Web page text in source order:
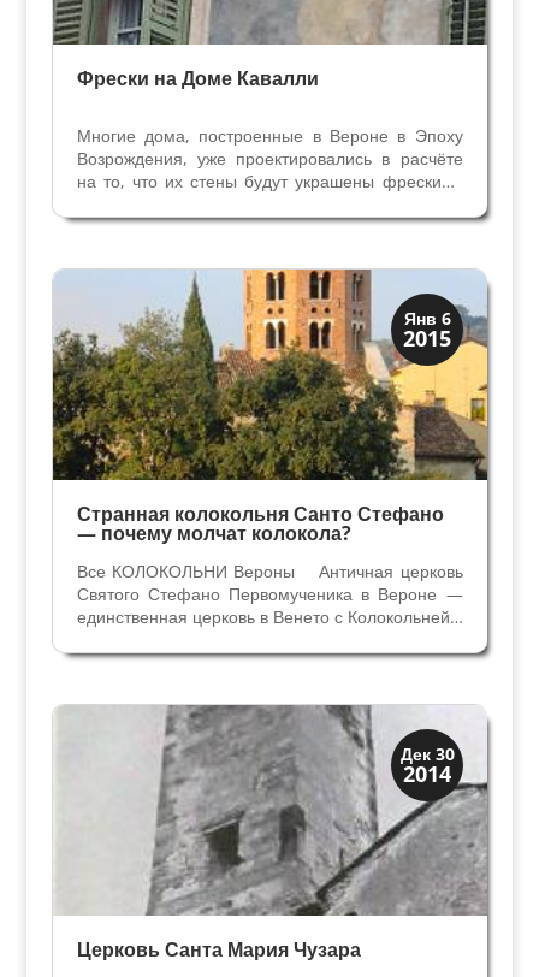
Фрески на Доме Кавалли
Многие дома, построенные в Вероне в Эпоху
Возрождения, уже проектировались в расчёте
на то, что их стены будут украшены фрескими
времена не только декоративное украшение, но
Яркий пример...
Янв 6
2015
Колокольни
Скрытая Верона
Странная колокольня Санто Стефано
— почему молчат колокола?
Все КОЛОКОЛЬНИ Вероны Античная церковь
Святого Стефано Первомученика в Вероне —
единственная церковь в Венето с Колокольней в
XII века на месте этой уникальной романской
встроенного...
Дек 30
2014
Скрытая Верона
Церкви
Церковь Санта Мария Чузара